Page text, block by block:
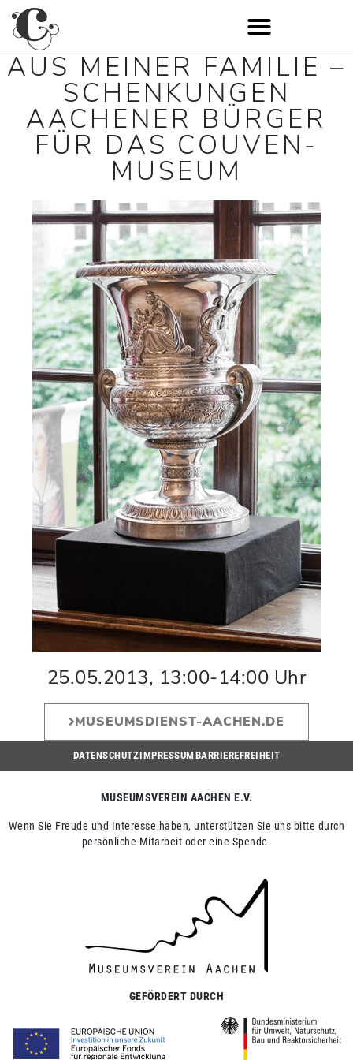
AUS MEINER FAMILIE –
SCHENKUNGEN
AACHENER BÜRGER
FÜR DAS COUVEN-
MUSEUM
25.05.2013, 13:00-14:00 Uhr
MUSEUMSDIENST-AACHEN.DE
DATENSCHUTZIMPRESSUM BARRIEREFREIHEIT
MUSEUMSVEREIN AACHEN E.V.
Wenn Sie Freude und Interesse haben, unterstützen Sie uns bitte durch
persönliche Mitarbeit oder eine Spende.
GEFÖRDERT DURCH